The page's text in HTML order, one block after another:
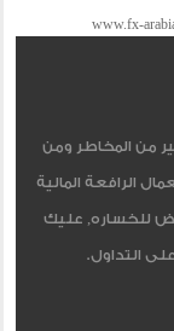
من المخاطر ومن
الرافعة المالية
للخساره, عليك
التداول.